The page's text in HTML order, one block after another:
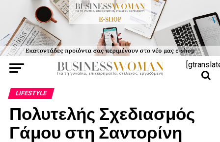
LIFESTYLE
Πολυτελής Σχεδιασμός
Γάμου στη Σαντορίνη